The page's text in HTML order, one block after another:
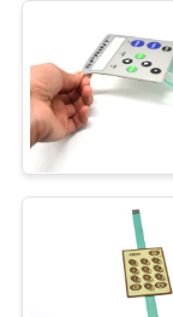
ΓΎΡΟΣ
ΈΛΕΓΧΟΣ